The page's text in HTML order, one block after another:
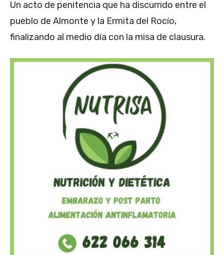
Un acto de penitencia que ha discurrido entre el
pueblo de Almonte y la Ermita del Rocío,
finalizando al medio día con la misa de clausura.